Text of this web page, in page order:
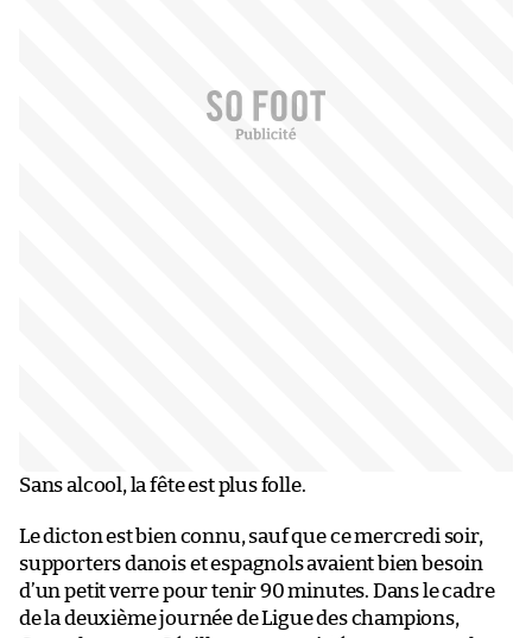
Sans alcool, la fête est plus folle.
Le dicton est bien connu, sauf que ce mercredi soir,
supporters danois et espagnols avaient bien besoin
d’un petit verre pour tenir 90 minutes. Dans le cadre
de la deuxième journée de Ligue des champions,